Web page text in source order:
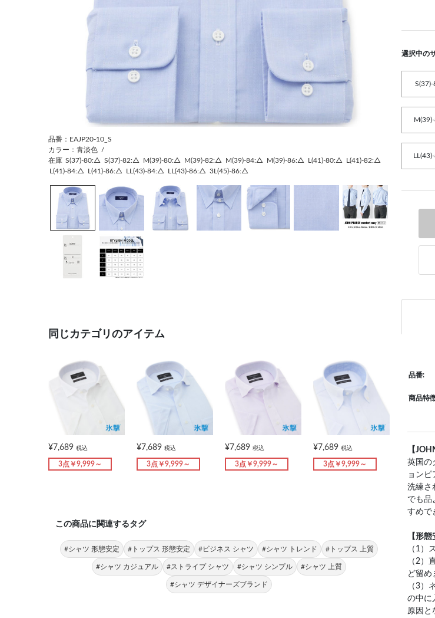
品番：EAJP20-10_S
カラー：青淡色 /
在庫 S(37)-80:△ S(37)-82:△ M(39)-80:△ M(39)-82:△ M(39)-84:△ M(39)-86:△ L(41)-80:△
L(41)-82:△
L(41)-84:△
L(41)-86:△ LL(43)-84:△ LL(43)-86:△ 3L(45)-86:△
同じカテゴリのアイテム
¥7,689 税込
3点￥9,999～
¥7,689 税込
3点￥9,999～
¥7,689 税込
3点￥9,999～
¥7,689 税込
3点￥9,999～
この商品に関連するタグ
#シャツ 形態安定 #トップス 形態安定 #ビジネス シャツ #シャツ トレンド #トップス 上質
#シャツ カジュアル #ストライプ シャツ #シャツ シンプル #シャツ 上質
#シャツ デザイナーズブランド
選択中の
S(37)-
品番:
商品特
【
英国の
ョン
洗練さ
でも品
すめで
【形
（1）
（2）
ど留め
（3）
の中に
原因と